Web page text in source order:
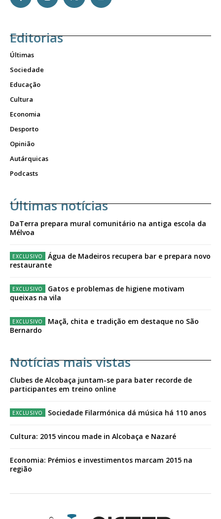
Editorias
Últimas
Sociedade
Educação
Cultura
Economia
Desporto
Opinião
Autárquicas
Podcasts
Últimas notícias
DaTerra prepara mural comunitário na antiga escola da
Mélvoa
Água de Madeiros recupera bar e prepara novo
restaurante
Gatos e problemas de higiene motivam
queixas na vila
Maçã, chita e tradição em destaque no São
Bernardo
Notícias mais vistas
Clubes de Alcobaça juntam-se para bater recorde de
participantes em treino online
Sociedade Filarmónica dá música há 110 anos
Cultura: 2015 vincou made in Alcobaça e Nazaré
Economia: Prémios e investimentos marcam 2015 na
região